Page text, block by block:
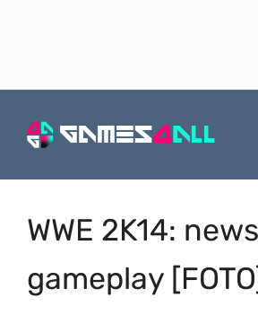
WWE 2K14:
gameplay